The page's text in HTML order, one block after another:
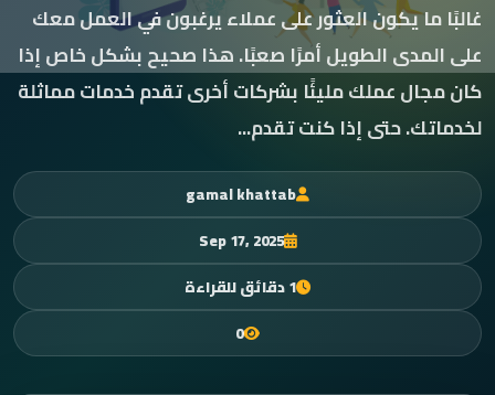
غالبًا ما يكون العثور على عملاء يرغبون في العمل معك
على المدى الطويل أمرًا صعبًا. هذا صحيح بشكل خاص إذا
كان مجال عملك مليئًا بشركات أخرى تقدم خدمات مماثلة
لخدماتك. حتى إذا كنت تقدم...
gamal khattab
Sep 17, 2025
1 دقائق للقراءة
0